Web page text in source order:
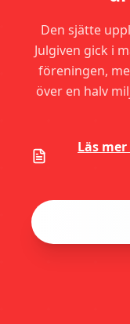
Den sjätte
Julgiven gick i
föreningen,
över en halv
Läs mer